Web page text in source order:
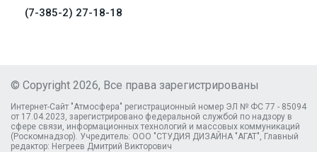
(7-385-2) 27-18-18
© Copyright 2026, Все права зарегистрированы
Интернет-Сайт "Атмосфера" регистрационный номер ЭЛ № ФС 77 - 85094
от 17.04.2023, зарегистрировано федеральной службой по надзору в
сфере связи, информационных технологий и массовых коммуникаций
(Роскомнадзор). Учредитель: ООО "СТУДИЯ ДИЗАЙНА "АГАТ", Главный
редактор: Негреев Дмитрий Викторович